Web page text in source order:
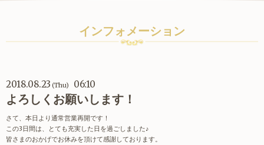
インフォメーション
2018.08.23 (Thu) 06:10
よろしくお願いします！
さて、本日より通常営業再開です！
この3日間は、とても充実した日を過ごしました♪
皆さまのおかげでお休みを頂けて感謝しております。